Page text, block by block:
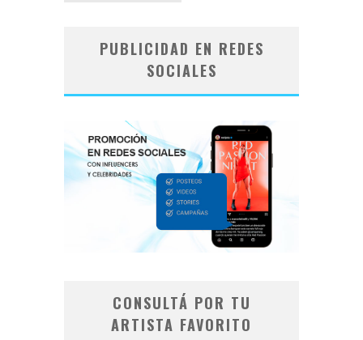
PUBLICIDAD EN REDES
SOCIALES
CONSULTÁ POR TU
ARTISTA FAVORITO